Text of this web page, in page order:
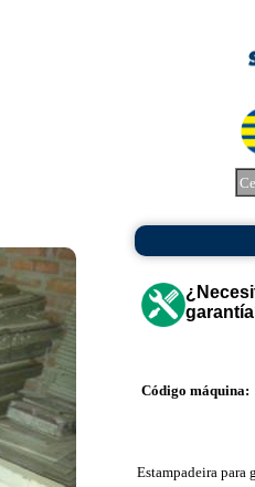
Código máquina:
Estampadeira para